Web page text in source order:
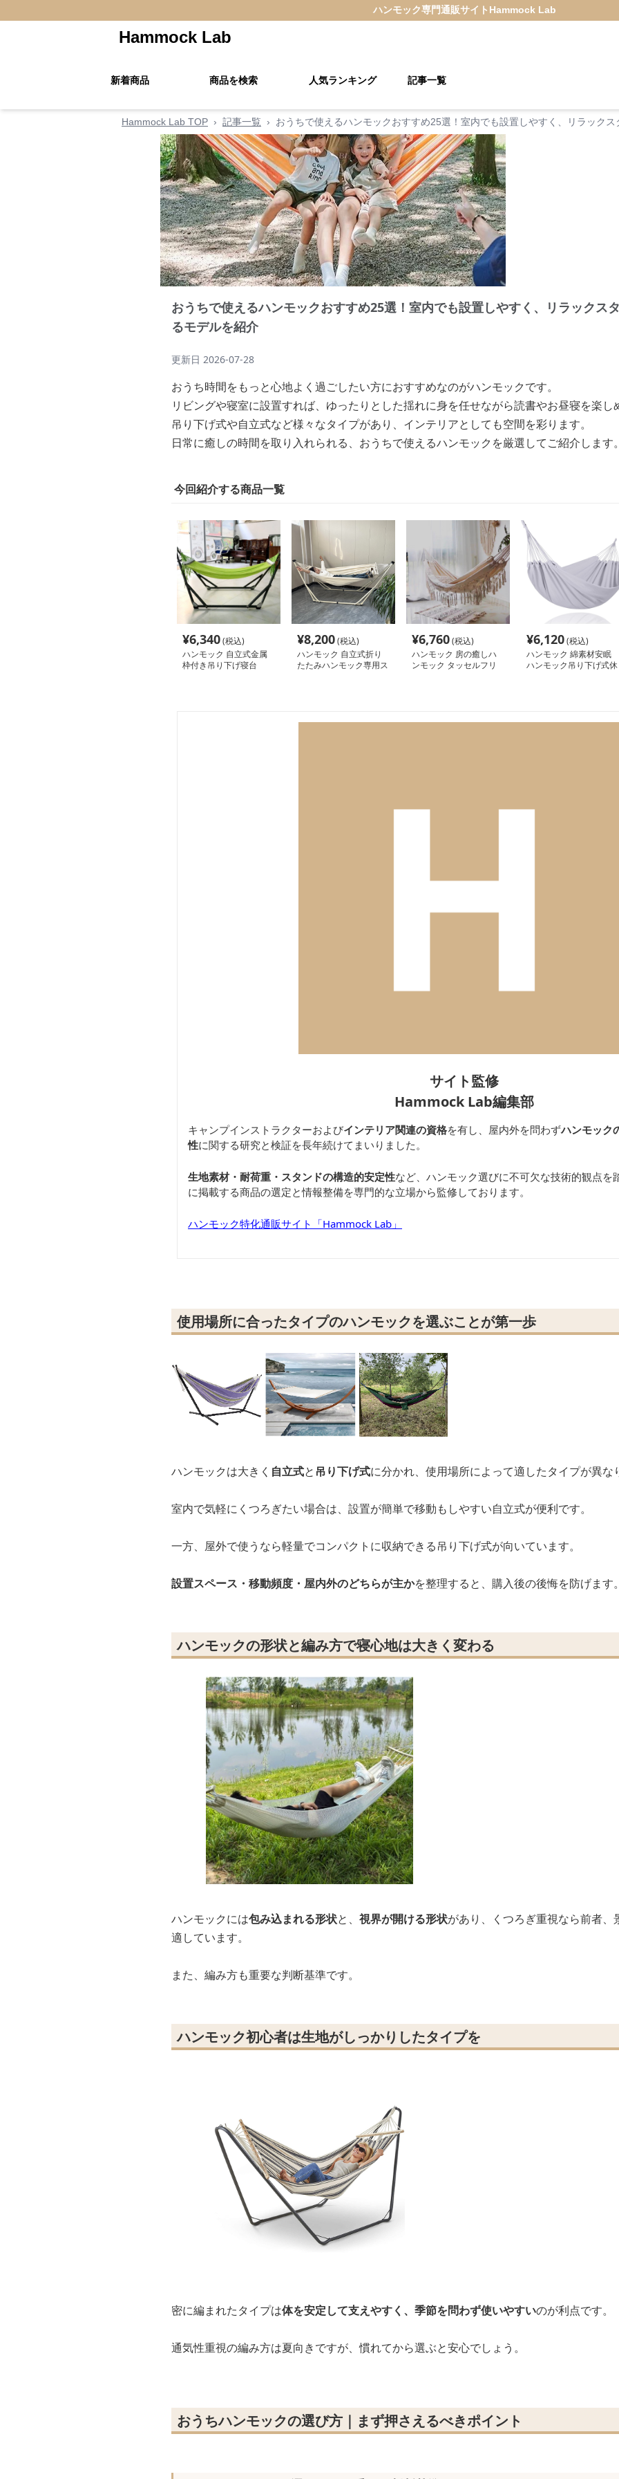
ハンモック専門通販サイト Hammock Lab
Hammock Lab
新着商品 商品を検索 人気ランキング 記事一覧
Hammock Lab TOP › 記事一覧 › おうちで使えるハンモックおすすめ25選！室内でも設置しやすく、リラック
おうちで使えるハンモックおすすめ25選！室内でも設置しやすく、リラックス
るモデルを紹介
更新日 2026-07-28
おうち時間をもっと心地よく過ごしたい方におすすめなのがハンモックです。
リビングや寝室に設置すれば、ゆったりとした揺れに身を任せながら読書やお昼寝を楽し
吊り下げ式や自立式など様々なタイプがあり、インテリアとしても空間を彩ります。
日常に癒しの時間を取り入れられる、おうちで使えるハンモックを厳選してご紹介します
今回紹介する商品一覧
¥6,340(税込)
ハンモック 自立式金属
枠付き吊り下げ寝台
¥8,200(税込)
ハンモック 自立式折り
たたみハンモック専用ス
¥6,760(税込)
ハンモック 房の癒しハ
ンモック タッセルフリ
¥6,120(税込)
ハンモック 綿素材安眠
ハンモック吊り下げ式休
サイト監修
Hammock Lab編集部
キャンプインストラクターおよびインテリア関連の資格を有し、屋内外を問わずハンモック
性に関する研究と検証を長年続けてまいりました。
生地素材・耐荷重・スタンドの構造的安定性など、ハンモック選びに不可欠な技術的観点を
に掲載する商品の選定と情報整備を専門的な立場から監修しております。
ハンモック特化通販サイト「Hammock Lab」
使用場所に合ったタイプのハンモックを選ぶことが第一歩
ハンモックは大きく 自立式と 吊り下げ式に分かれ、使用場所によって適したタイプが異な
室内で気軽にくつろぎたい場合は、設置が簡単で移動もしやすい自立式が便利です。
一方、屋外で使うなら軽量でコンパクトに収納できる吊り下げ式が向いています。
設置スペース・移動頻度・屋内外のどちらが主かを整理すると、購入後の後悔を防げます
ハンモックの形状と編み方で寝心地は大きく変わる
ハンモックには包み込まれる形状と、 視界が開ける形状があり、くつろぎ重視なら前者
適しています。
また、編み方も重要な判断基準です。
ハンモック初心者は生地がしっかりしたタイプを
密に編まれたタイプは体を安定して支えやすく、季節を問わず使いやすいのが利点です。
通気性重視の編み方は夏向きですが、慣れてから選ぶと安心でしょう。
おうちハンモックの選び方｜まず押さえるべきポイント